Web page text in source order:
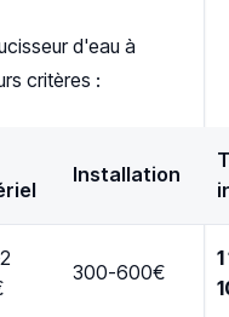
d'eau à
critères :
Installation
300-600€